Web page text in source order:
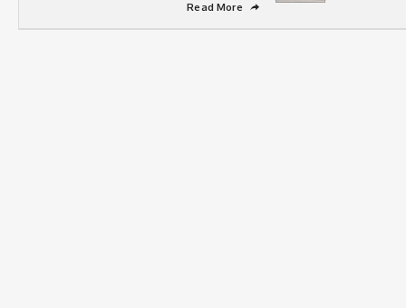
Read More
➦